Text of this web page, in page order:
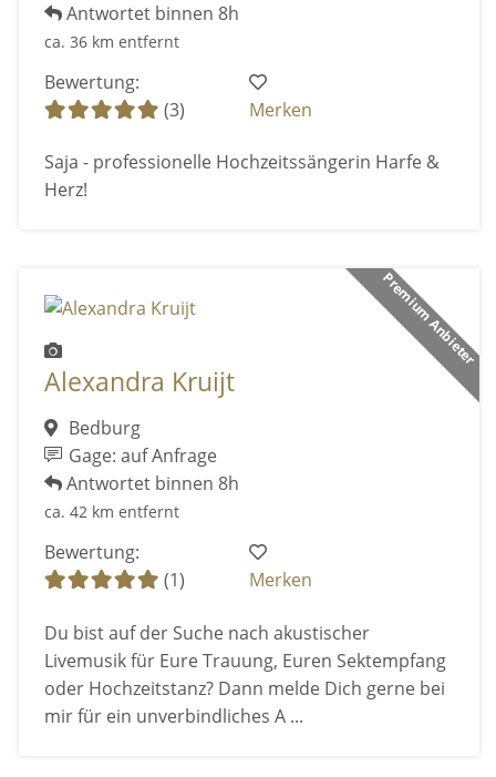
Antwortet binnen 8h
ca. 36 km entfernt
Bewertung:
(3)
Merken
Saja - professionelle Hochzeitssängerin Harfe &
Herz!
Premium Anbieter
Alexandra Kruijt
Bedburg
Gage: auf Anfrage
Antwortet binnen 8h
ca. 42 km entfernt
Bewertung:
(1)
Merken
Du bist auf der Suche nach akustischer
Livemusik für Eure Trauung, Euren Sektempfang
oder Hochzeitstanz? Dann melde Dich gerne bei
mir für ein unverbindliches A ...